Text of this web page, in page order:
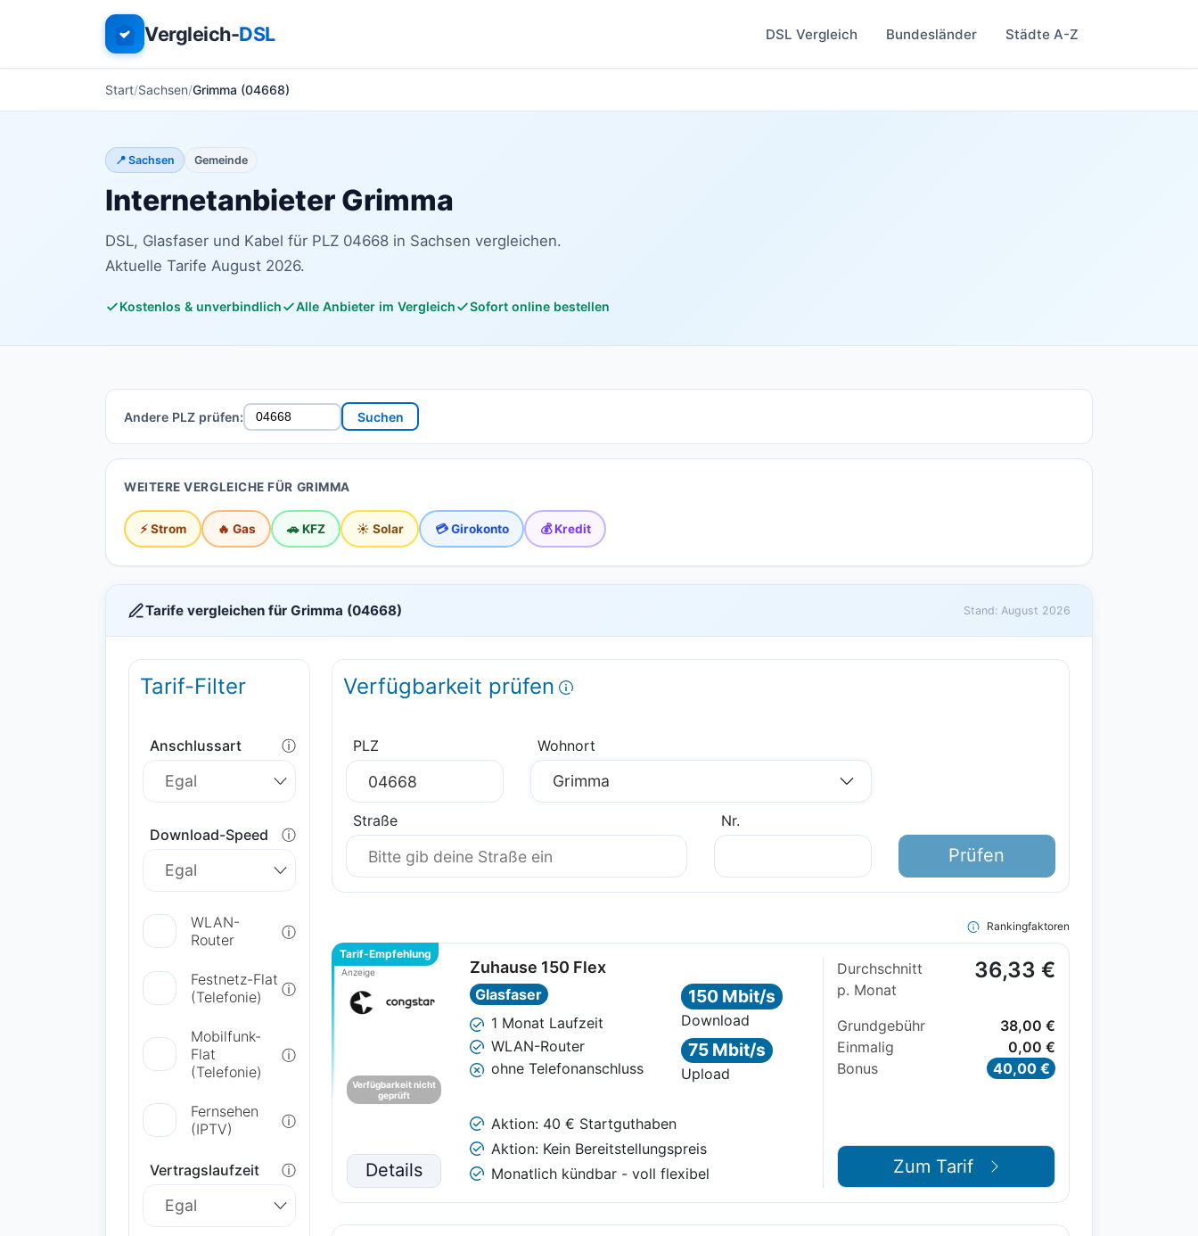
Vergleich-DSL DSL Vergleich Bundesländer Städte A-Z
Start Sachsen Grimma (04668)
📍 Sachsen Gemeinde
Internetanbieter Grimma
DSL, Glasfaser und Kabel für PLZ 04668 in Sachsen vergleichen.
Aktuelle Tarife August 2026.
Kostenlos & unverbindlich Alle Anbieter im Vergleich Sofort online bestellen
Andere PLZ prüfen: Suchen
WEITERE VERGLEICHE FÜR GRIMMA
⚡ Strom 🔥 Gas 🚗 KFZ ☀️ Solar 💳 Girokonto 💰 Kredit
Tarife vergleichen für Grimma (04668) Stand: August 2026